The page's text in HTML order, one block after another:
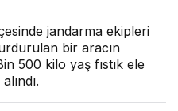
jandarma ekipleri
bir aracın
500 kilo yaş fıstık ele